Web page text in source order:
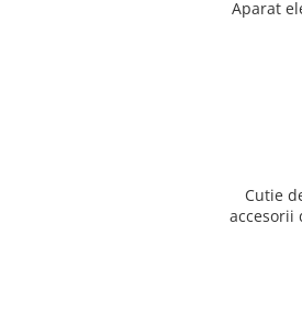
Aparat
Cutie
accesorii